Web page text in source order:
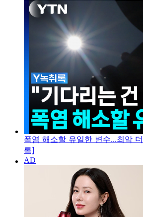
폭염 해소할 유일한 변수...최악
록]